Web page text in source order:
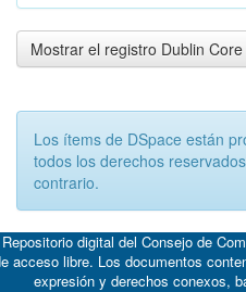
Mostrar el registro Dublin
Los ítems de DSpace están
todos los derechos
contrario.
digital del Consejo de
acceso libre. Los documentos
expresión y derechos conexos,